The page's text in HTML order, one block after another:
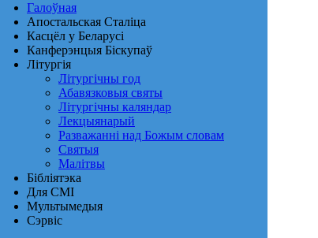
Галоўная
Апостальская Сталіца
Касцёл у Беларусі
Канферэнцыя Біскупаў
Літургія
Літургічны год
Абавязковыя святы
Літургічны каляндар
Лекцыянарый
Разважанні над Божым словам
Святыя
Малітвы
Бібліятэка
Для СМІ
Мультымедыя
Сэрвіс